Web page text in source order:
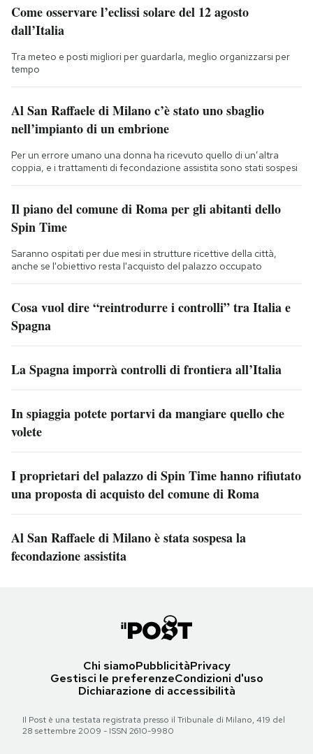
Come osservare l’eclissi solare del 12 agosto
dall’Italia
Tra meteo e posti migliori per guardarla, meglio organizzarsi per
tempo
Al San Raffaele di Milano c’è stato uno sbaglio
nell’impianto di un embrione
Per un errore umano una donna ha ricevuto quello di un’altra
coppia, e i trattamenti di fecondazione assistita sono stati sospesi
Il piano del comune di Roma per gli abitanti dello
Spin Time
Saranno ospitati per due mesi in strutture ricettive della città,
anche se l'obiettivo resta l'acquisto del palazzo occupato
Cosa vuol dire “reintrodurre i controlli” tra Italia e
Spagna
La Spagna imporrà controlli di frontiera all’Italia
In spiaggia potete portarvi da mangiare quello che
volete
I proprietari del palazzo di Spin Time hanno rifiutato
una proposta di acquisto del comune di Roma
Al San Raffaele di Milano è stata sospesa la
fecondazione assistita
Chi siamoPubblicitàPrivacy
Gestisci le preferenzeCondizioni d'uso
Dichiarazione di accessibilità
Il Post è una testata registrata presso il Tribunale di Milano, 419 del
28 settembre 2009 - ISSN 2610-9980